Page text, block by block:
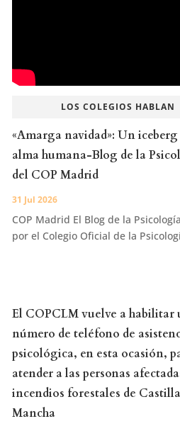
LOS COLEGIOS HABLAN
«Amarga navidad»: Un iceberg
alma humana-Blog de la
del COP Madrid
31 Jul 2026
COP Madrid El Blog de la
por el Colegio Oficial de la
El COPCLM vuelve a habilitar
número de teléfono de
psicológica, en esta ocasión,
atender a las personas
incendios forestales de
Mancha